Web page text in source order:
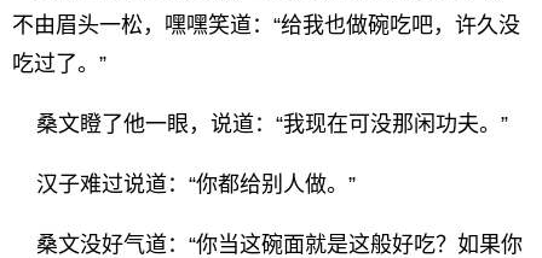
不由眉头一松，嘿嘿笑道：“给我也做碗吃吧，许久没
吃过了。”
桑文瞪了他一眼，说道：“我现在可没那闲功夫。”
汉子难过说道：“你都给别人做。”
桑文没好气道：“你当这碗面就是这般好吃？如果你